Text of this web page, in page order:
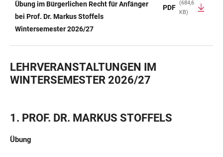
TABELLE
Übung im Bürgerlichen Recht für Anfänger
bei Prof. Dr. Markus Stoffels
Wintersemester 2026/27
PDF
(684,6
KB)
LEHRVERANSTALTUNGEN IM
WINTERSEMESTER 2026/27
1. PROF. DR. MARKUS STOFFELS
Übung